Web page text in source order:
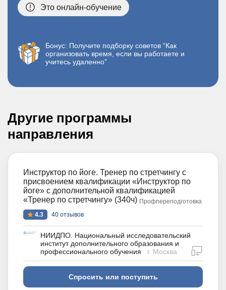
Бонус: Получите подборку советов “Как
организовать время, если вы работаете и
учитесь удаленно”
Это онлайн-обучение
Другие программы
направления
Инструктор по йоге. Тренер по стретчингу с
присвоением квалификации «Инструктор по
йоге» с дополнительной квалификацией
«Тренер по стретчингу» (340ч) Профпереподготовка
4.3
40 отзывов
НИИДПО. Национальный исследовательский
институт дополнительного образования и
профессионального обучения
г. Москва
Спросить или поступить